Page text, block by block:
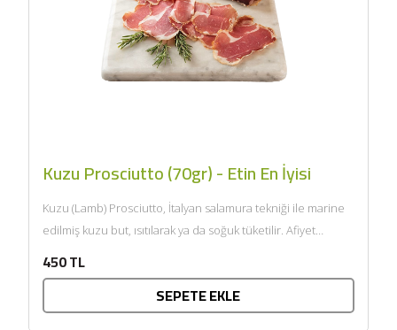
Kuzu Prosciutto (70gr) - Etin En İyisi
Kuzu (Lamb) Prosciutto, İtalyan salamura tekniği ile marine
edilmiş kuzu but, ısıtılarak ya da soğuk tüketilir. Afiyet
450 TL
SEPETE EKLE